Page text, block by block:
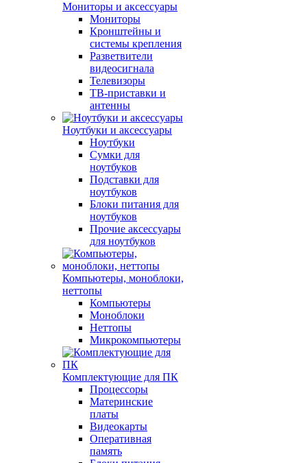
Мониторы и аксессуары
Мониторы
Кронштейны и
системы крепления
Разветвители
видеосигнала
Телевизоры
ТВ-приставки и
антенны
Ноутбуки и аксессуары
Ноутбуки
Сумки для
ноутбуков
Подставки для
ноутбуков
Блоки питания для
ноутбуков
Прочие аксессуары
для ноутбуков
Компьютеры, моноблоки,
неттопы
Компьютеры
Моноблоки
Неттопы
Микрокомпьютеры
Комплектующие для ПК
Процессоры
Материнские
платы
Видеокарты
Оперативная
память